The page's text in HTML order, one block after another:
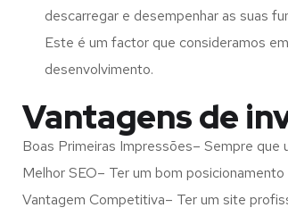
descarregar e desempenhar as suas
Este é um factor que consideramos
desenvolvimento.
Vantagens de
Boas Primeiras Impressões– Sempre que
Melhor SEO– Ter um bom
Vantagem Competitiva– Ter um site